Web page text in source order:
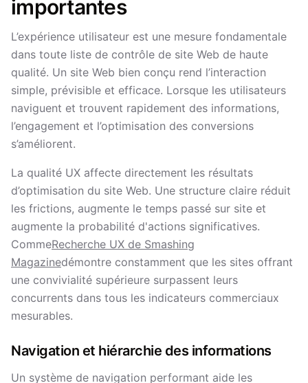
importantes
L’expérience utilisateur est une mesure fondamentale
dans toute liste de contrôle de site Web de haute
qualité. Un site Web bien conçu rend l’interaction
simple, prévisible et efficace. Lorsque les utilisateurs
naviguent et trouvent rapidement des informations,
l’engagement et l’optimisation des conversions
s’améliorent.
La qualité UX affecte directement les résultats
d’optimisation du site Web. Une structure claire réduit
les frictions, augmente le temps passé sur site et
augmente la probabilité d'actions significatives.
CommeRecherche UX de Smashing
Magazinedémontre constamment que les sites offrant
une convivialité supérieure surpassent leurs
concurrents dans tous les indicateurs commerciaux
mesurables.
Navigation et hiérarchie des informations
Un système de navigation performant aide les